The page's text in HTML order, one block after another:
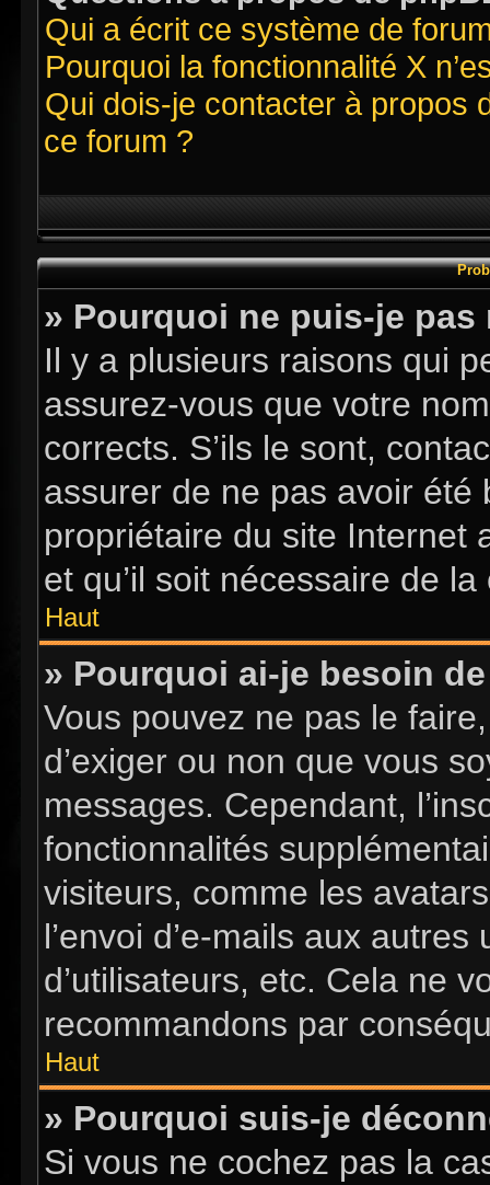
Qui a écrit ce système de
Pourquoi la fonctionnalité X
Qui dois-je contacter à propos
ce forum ?
» Pourquoi ne puis-je pas
Il y a plusieurs raisons qui
assurez-vous que votre
corrects. S’ils le sont,
assurer de ne pas avoir
propriétaire du site Internet
et qu’il soit nécessaire de la
Haut
» Pourquoi ai-je besoin
Vous pouvez ne pas le
d’exiger ou non que vous
messages. Cependant,
fonctionnalités
visiteurs, comme les
l’envoi d’e-mails aux
d’utilisateurs, etc. Cela ne
recommandons par
Haut
» Pourquoi suis-je
Si vous ne cochez pas la